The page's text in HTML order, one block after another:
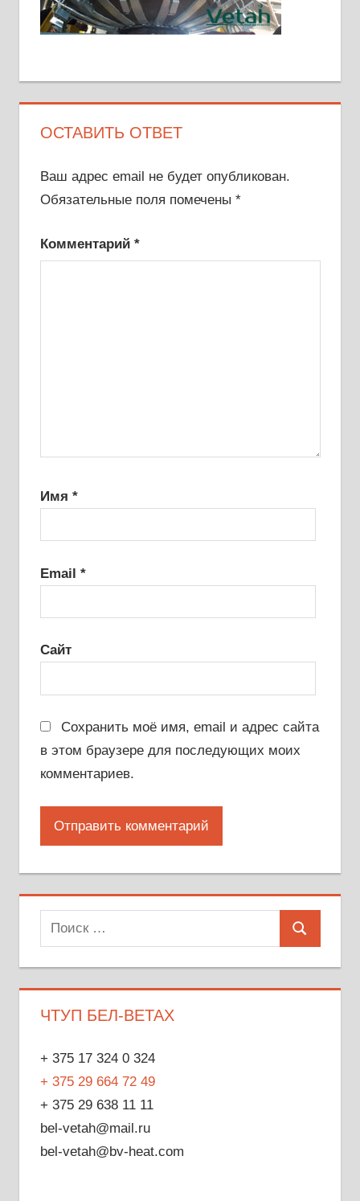
ОСТАВИТЬ ОТВЕТ
Ваш адрес email не будет опубликован.
Обязательные поля помечены *
Комментарий *
Имя *
Email *
Сайт
Сохранить моё имя, email и адрес сайта
в этом браузере для последующих моих
комментариев.
Поиск
для:
Поиск
ЧТУП БЕЛ-ВЕТАХ
+ 375 17 324 0 324
+ 375 29 664 72 49
+ 375 29 638 11 11
bel-vetah@mail.ru
bel-vetah@bv-heat.com